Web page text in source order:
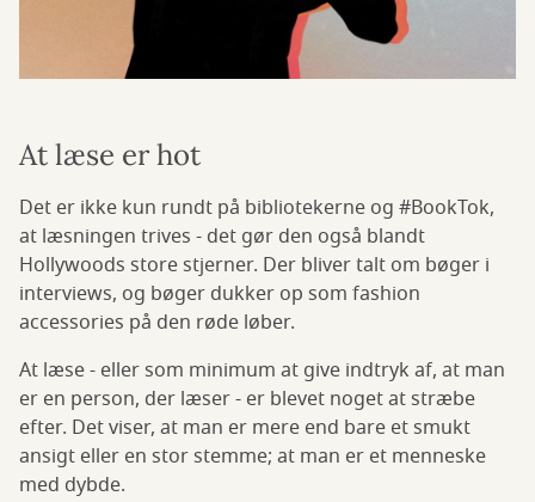
At læse er hot
Det er ikke kun rundt på bibliotekerne og #BookTok,
at læsningen trives - det gør den også blandt
Hollywoods store stjerner. Der bliver talt om bøger i
interviews, og bøger dukker op som fashion
accessories på den røde løber.
At læse - eller som minimum at give indtryk af, at man
er en person, der læser - er blevet noget at stræbe
efter. Det viser, at man er mere end bare et smukt
ansigt eller en stor stemme; at man er et menneske
med dybde.